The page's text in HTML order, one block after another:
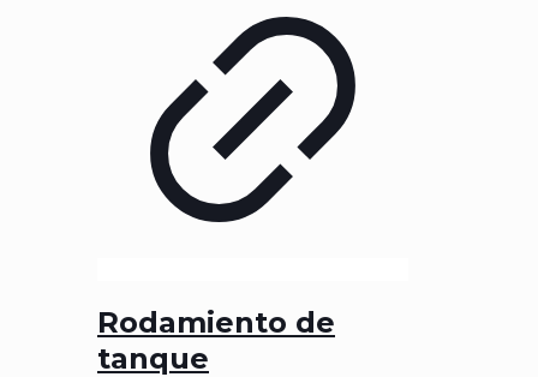
Rodamiento de
tanque